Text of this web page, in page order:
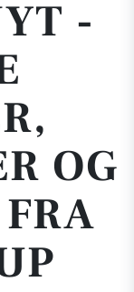
-
OG